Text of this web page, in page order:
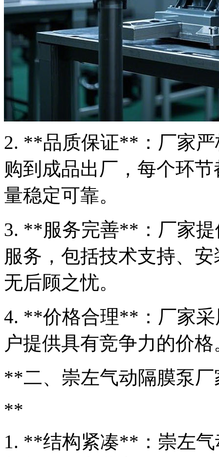
2. **品质保证**：厂家
购到成品出厂，每个环
量稳定可靠。
3. **服务完善**：厂家
服务，包括技术支持、
无后顾之忧。
4. **价格合理**：厂家
户提供具有竞争力的价格
**二、崇左气动隔膜泵厂
**
1. **结构紧凑**：崇左